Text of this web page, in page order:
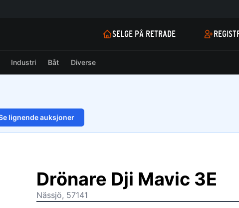
SELGE PÅ RETRADE
Industri Båt Diverse
lignende auksjoner
1/14
Drönare Dji Mavic 3E
Nässjö, 57141